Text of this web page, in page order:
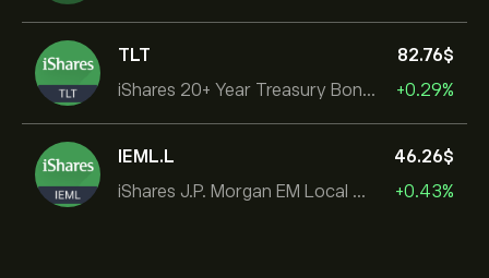
TLT
iShares 20+ Year Treasury Bond ETF
82.76‎$‎
+0.29%
IEML.L
iShares J.P. Morgan EM Local Govt Bond UCITS ETF
46.26‎$‎
+0.43%